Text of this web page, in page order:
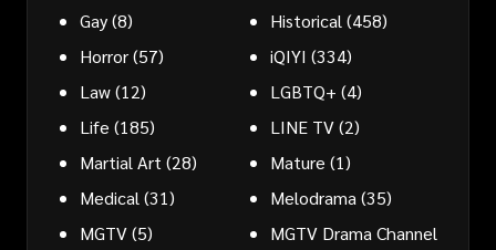
Gay(8) Historical(458)
Horror(57) iQIYI (334)
Law(12) LGBTQ+ (4)
Life (185) LINE TV(2)
Martial Art(28) Mature (1)
Medical(31) Melodrama(35)
MGTV(5)
MGTV Drama Channel